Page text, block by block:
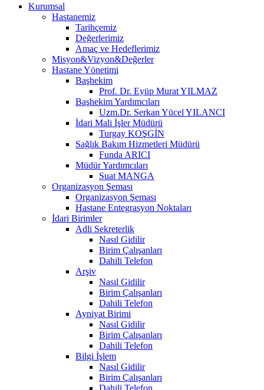
Kurumsal
Hastanemiz
Tarihçemiz
Değerlerimiz
Amaç ve Hedeflerimiz
Misyon&Vizyon&Değerler
Hastane Yönetimi
Başhekim
Prof. Dr. Eyüp Murat YILMAZ
Başhekim Yardımcıları
Uzm.Dr. Serkan Yücel YILANCI
İdari Mali İşler Müdürü
Turgay KOŞGİN
Sağlık Bakım Hizmetleri Müdürü
Funda ARICI
Müdür Yardımcıları
Suat MANGA
Organizasyon Şeması
Organizasyon Şeması
Hastane Entegrasyon Noktaları
İdari Birimler
Adli Sekreterlik
Nasıl Gidilir
Birim Çalışanları
Dahili Telefon
Arşiv
Nasıl Gidilir
Birim Çalışanları
Dahili Telefon
Ayniyat Birimi
Nasıl Gidilir
Birim Çalışanları
Dahili Telefon
Bilgi İşlem
Nasıl Gidilir
Birim Çalışanları
Dahili Telefon